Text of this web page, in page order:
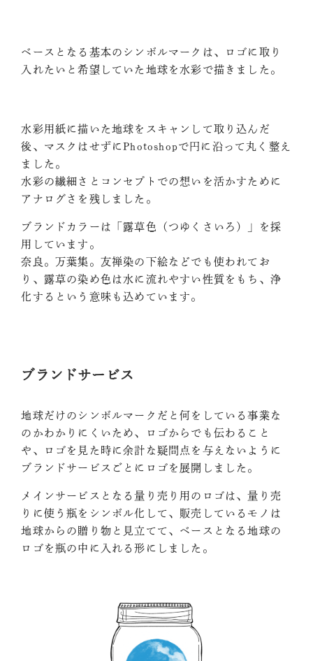
ベースとなる基本のシンボルマークは、ロゴに取り
入れたいと希望していた地球を水彩で描きました。
水彩用紙に描いた地球をスキャンして取り込んだ
後、マスクはせずにPhotoshopで円に沿って丸く整え
ました。
水彩の繊細さとコンセプトでの想いを活かすために
アナログさを残しました。
ブランドカラーは「露草色（つゆくさいろ）」を採
用しています。
奈良。万葉集。友禅染の下絵などでも使われてお
り、露草の染め色は水に流れやすい性質をもち、浄
化するという意味も込めています。
ブランドサービス
地球だけのシンボルマークだと何をしている事業な
のかわかりにくいため、ロゴからでも伝わること
や、ロゴを見た時に余計な疑問点を与えないように
ブランドサービスごとにロゴを展開しました。
メインサービスとなる量り売り用のロゴは、量り売
りに使う瓶をシンボル化して、販売しているモノは
地球からの贈り物と見立てて、ベースとなる地球の
ロゴを瓶の中に入れる形にしました。